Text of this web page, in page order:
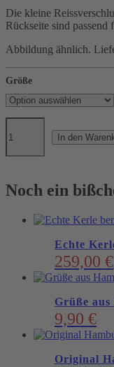
Die kleine
Rückseite sind
Abbildung ähnlich.
Größe
Digitale
SchiffspapiereIn den
Noch ein
Echte
259,00 €
Grüße
9,90 €
Original